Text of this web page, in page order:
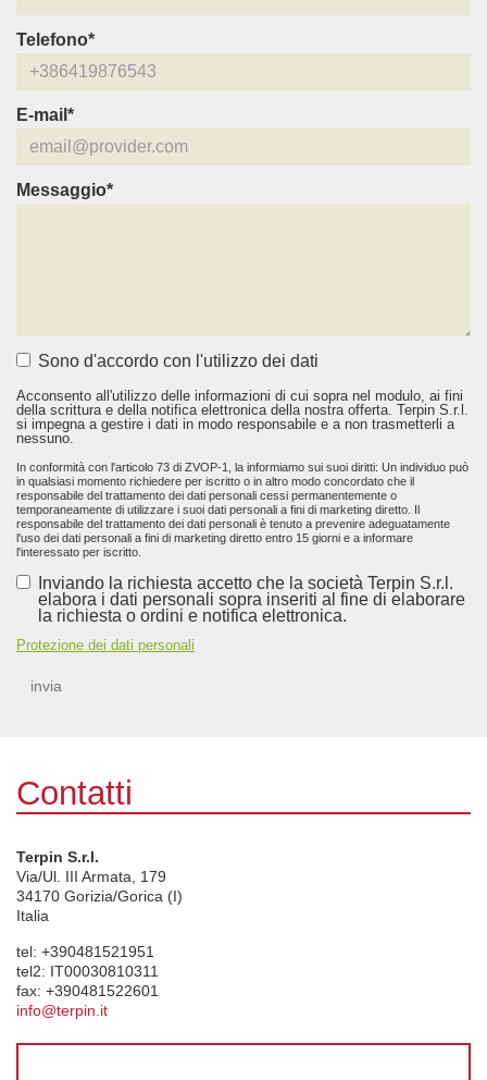
Telefono*
E-mail*
Messaggio*
Sono d'accordo con l'utilizzo dei dati
Acconsento all'utilizzo delle informazioni di cui sopra nel modulo, ai fini
della scrittura e della notifica elettronica della nostra offerta. Terpin S.r.l.
si impegna a gestire i dati in modo responsabile e a non trasmetterli a
nessuno.
In conformità con l'articolo 73 di ZVOP-1, la informiamo sui suoi diritti: Un individuo può
in qualsiasi momento richiedere per iscritto o in altro modo concordato che il
responsabile del trattamento dei dati personali cessi permanentemente o
temporaneamente di utilizzare i suoi dati personali a fini di marketing diretto. Il
responsabile del trattamento dei dati personali è tenuto a prevenire adeguatamente
l'uso dei dati personali a fini di marketing diretto entro 15 giorni e a informare
l'interessato per iscritto.
Inviando la richiesta accetto che la società Terpin S.r.l.
elabora i dati personali sopra inseriti al fine di elaborare
la richiesta o ordini e notifica elettronica.
Protezione dei dati personali
invia
Contatti
Terpin S.r.l.
Via/Ul. III Armata, 179
34170 Gorizia/Gorica (I)
Italia
tel: +390481521951
tel2: IT00030810311
fax: +390481522601
info@terpin.it